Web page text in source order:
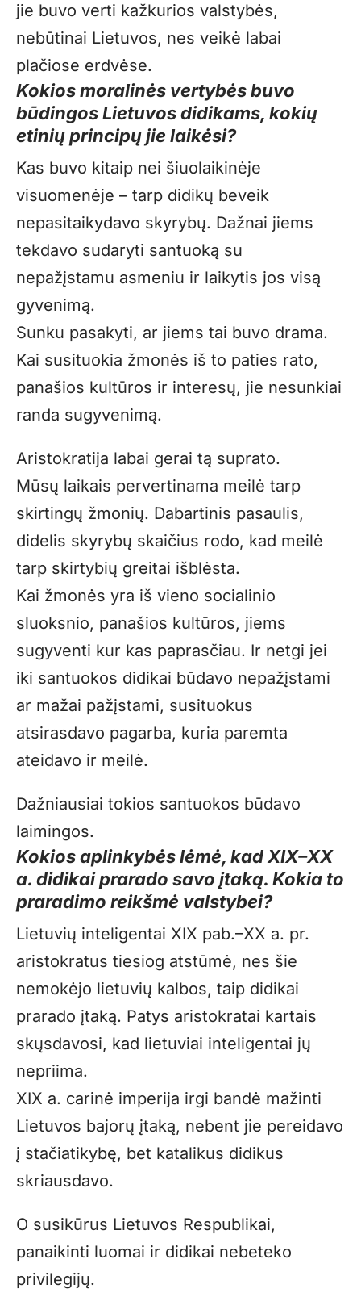
jie buvo verti kažkurios valstybės,
nebūtinai Lietuvos, nes veikė labai
plačiose erdvėse.
Kokios moralinės vertybės buvo
būdingos Lietuvos didikams, kokių
etinių principų jie laikėsi?
Kas buvo kitaip nei šiuolaikinėje
visuomenėje – tarp didikų beveik
nepasitaikydavo skyrybų. Dažnai jiems
tekdavo sudaryti santuoką su
nepažįstamu asmeniu ir laikytis jos visą
gyvenimą.
Sunku pasakyti, ar jiems tai buvo drama.
Kai susituokia žmonės iš to paties rato,
panašios kultūros ir interesų, jie nesunkiai
randa sugyvenimą.
Aristokratija labai gerai tą suprato.
Mūsų laikais pervertinama meilė tarp
skirtingų žmonių. Dabartinis pasaulis,
didelis skyrybų skaičius rodo, kad meilė
tarp skirtybių greitai išblėsta.
Kai žmonės yra iš vieno socialinio
sluoksnio, panašios kultūros, jiems
sugyventi kur kas paprasčiau. Ir netgi jei
iki santuokos didikai būdavo nepažįstami
ar mažai pažįstami, susituokus
atsirasdavo pagarba, kuria paremta
ateidavo ir meilė.
Dažniausiai tokios santuokos būdavo
laimingos.
Kokios aplinkybės lėmė, kad XIX–XX
a. didikai prarado savo įtaką. Kokia to
praradimo reikšmė valstybei?
Lietuvių inteligentai XIX pab.–XX a. pr.
aristokratus tiesiog atstūmė, nes šie
nemokėjo lietuvių kalbos, taip didikai
prarado įtaką. Patys aristokratai kartais
skųsdavosi, kad lietuviai inteligentai jų
nepriima.
XIX a. carinė imperija irgi bandė mažinti
Lietuvos bajorų įtaką, nebent jie pereidavo
į stačiatikybę, bet katalikus didikus
skriausdavo.
O susikūrus Lietuvos Respublikai,
panaikinti luomai ir didikai nebeteko
privilegijų.